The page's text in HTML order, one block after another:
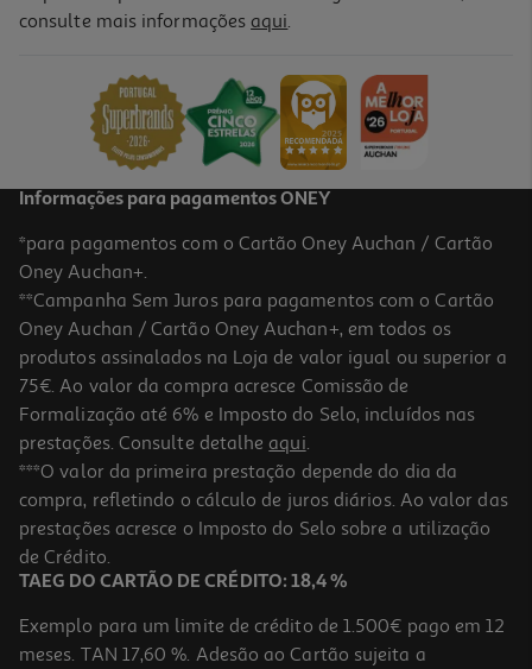
Vinho Porto Cruz 40 Anos 0.75l
114,99 €
Vinho Porto Ramos Pinto Lágrima Ruby 0.75l
13.99 €/Lt
10,49 €
consulte mais informações aqui.
Informações para pagamentos ONEY
*para pagamentos com o Cartão Oney Auchan / Cartão
Oney Auchan+.
**Campanha Sem Juros para pagamentos com o Cartão
Oney Auchan / Cartão Oney Auchan+, em todos os
produtos assinalados na Loja de valor igual ou superior a
75€. Ao valor da compra acresce Comissão de
Formalização até 6% e Imposto do Selo, incluídos nas
prestações. Consulte detalhe aqui.
***O valor da primeira prestação depende do dia da
compra, refletindo o cálculo de juros diários. Ao valor das
prestações acresce o Imposto do Selo sobre a utilização
de Crédito.
TAEG DO CARTÃO DE CRÉDITO: 18,4 %
Exemplo para um limite de crédito de 1.500€ pago em 12
meses. TAN 17,60 %. Adesão ao Cartão sujeita a